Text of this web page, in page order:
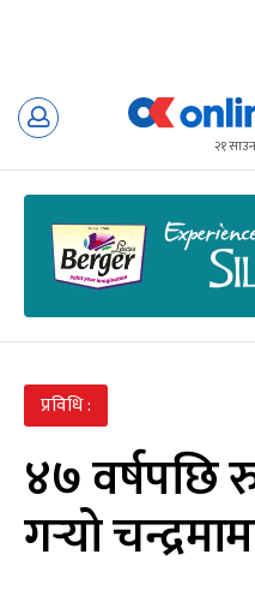
Skip
२१
प्रविधि :
४७ वर्षपछि
गर्‍यो